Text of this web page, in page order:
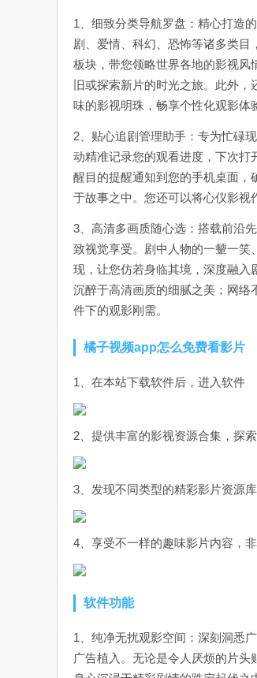
1、细致分类导航罗盘：精心打造
剧、爱情、科幻、恐怖等诸多类
板块，带您领略世界各地的影视风
旧或探索新片的时光之旅。此外
味的影视明珠，畅享个性化观影体
2、贴心追剧管理助手：专为忙碌
动精准记录您的观看进度，下次打
醒目的提醒通知到您的手机桌面
于故事之中。您还可以将心仪影视
3、高清多画质随心选：搭载前沿
致视觉享受。剧中人物的一颦一
现，让您仿若身临其境，深度融
沉醉于高清画质的细腻之美；网络
件下的观影刚需。
橘子视频app怎么免费看影片
1、在本站下载软件后，进入软件
2、提供丰富的影视资源合集，探
3、发现不同类型的精彩影片资源库
4、享受不一样的趣味影片内容，
软件功能
1、纯净无扰观影空间：深刻洞悉
广告植入。无论是令人厌烦的片